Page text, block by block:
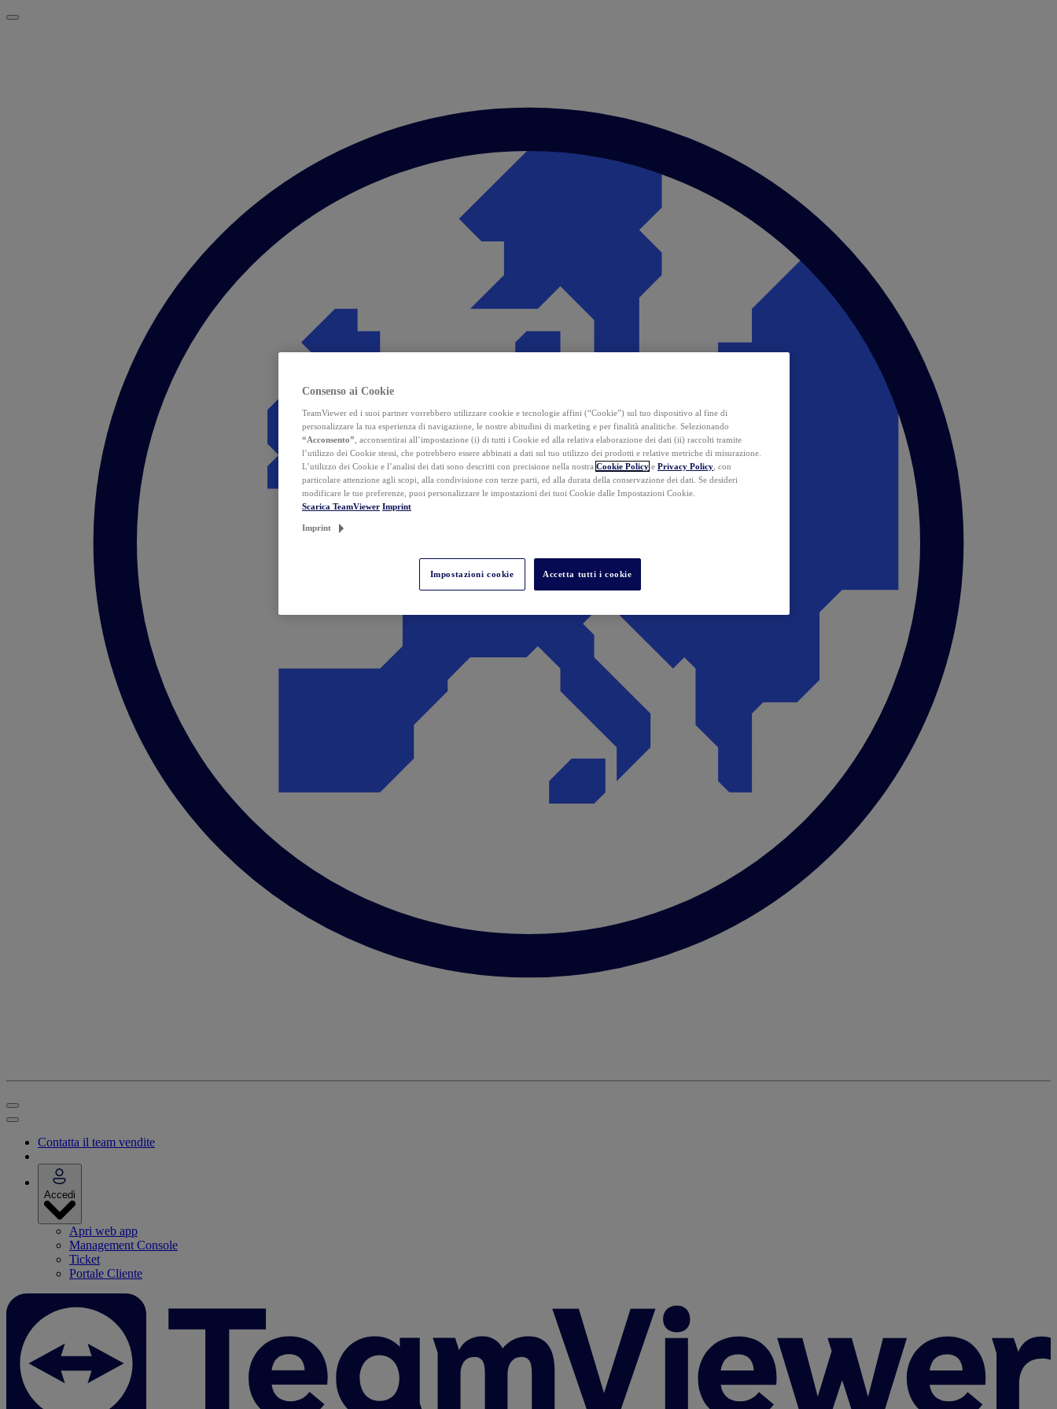
Contatta il team vendite
Accedi
Apri web app
Management Console
Ticket
Portale Cliente
Consenso ai Cookie
TeamViewer ed i suoi partner vorrebbero utilizzare cookie e tecnologie affini (“Cookie”) sul tuo dispositivo al fine di
personalizzare la tua esperienza di navigazione, le nostre abitudini di marketing e per finalità analitiche. Selezionando
“Acconsento” , acconsentirai all’impostazione (i) di tutti i Cookie ed alla relativa elaborazione dei dati (ii) raccolti tramite
l’utilizzo dei Cookie stessi, che potrebbero essere abbinati a dati sul tuo utilizzo dei prodotti e relative metriche di misurazione.
L’utilizzo dei Cookie e l’analisi dei dati sono descritti con precisione nella nostra Cookie Policy e Privacy Policy , con
particolare attenzione agli scopi, alla condivisione con terze parti, ed alla durata della conservazione dei dati. Se desideri
modificare le tue preferenze, puoi personalizzare le impostazioni dei tuoi Cookie dalle Impostazioni Cookie.
Scarica TeamViewer Imprint
Imprint
Impostazioni cookie Accetta tutti i cookie